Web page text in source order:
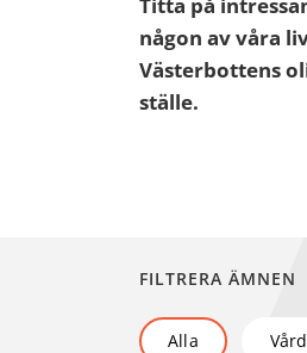
någon av våra
Västerbottens
ställe.
FILTRERA ÄMNEN
Alla Vård